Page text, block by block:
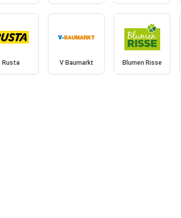
Rusta V Baumarkt Blumen Risse